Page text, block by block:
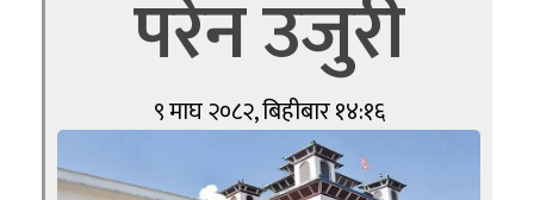
परेन उजुरी
९ माघ २०८२, बिहीबार १४:१६